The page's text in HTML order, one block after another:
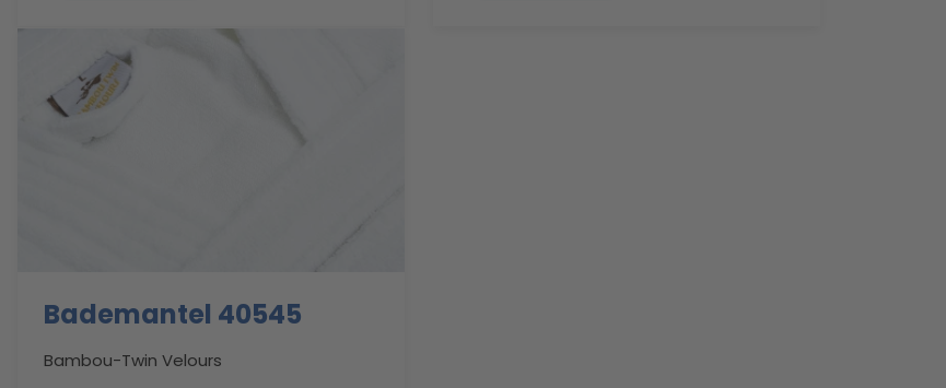
Bademantel 40545
Bambou-Twin Velours